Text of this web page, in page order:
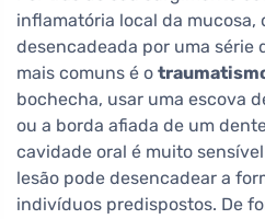
inflamatória local da mucosa,
desencadeada por uma série
mais comuns é o
bochecha, usar uma escova
ou a borda afiada de um
cavidade oral é muito
lesão pode desencadear a
indivíduos predispostos. De